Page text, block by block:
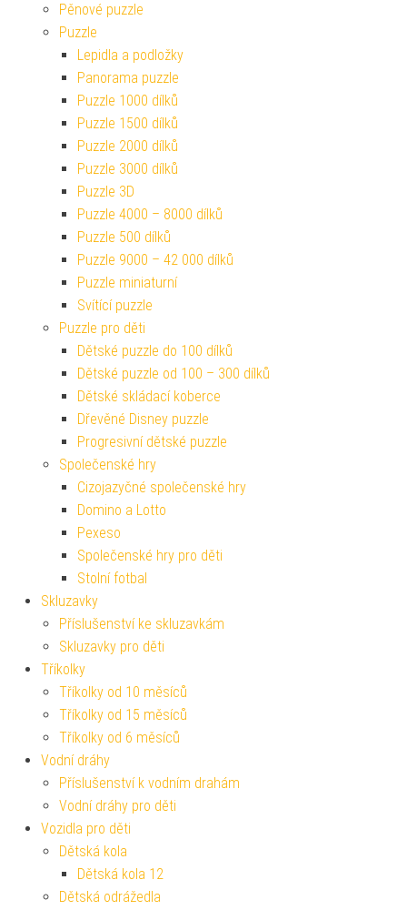
Pěnové puzzle
Puzzle
Lepidla a podložky
Panorama puzzle
Puzzle 1000 dílků
Puzzle 1500 dílků
Puzzle 2000 dílků
Puzzle 3000 dílků
Puzzle 3D
Puzzle 4000 – 8000 dílků
Puzzle 500 dílků
Puzzle 9000 – 42 000 dílků
Puzzle miniaturní
Svítící puzzle
Puzzle pro děti
Dětské puzzle do 100 dílků
Dětské puzzle od 100 – 300 dílků
Dětské skládací koberce
Dřevěné Disney puzzle
Progresivní dětské puzzle
Společenské hry
Cizojazyčné společenské hry
Domino a Lotto
Pexeso
Společenské hry pro děti
Stolní fotbal
Skluzavky
Příslušenství ke skluzavkám
Skluzavky pro děti
Tříkolky
Tříkolky od 10 měsíců
Tříkolky od 15 měsíců
Tříkolky od 6 měsíců
Vodní dráhy
Příslušenství k vodním drahám
Vodní dráhy pro děti
Vozidla pro děti
Dětská kola
Dětská kola 12
Dětská odrážedla